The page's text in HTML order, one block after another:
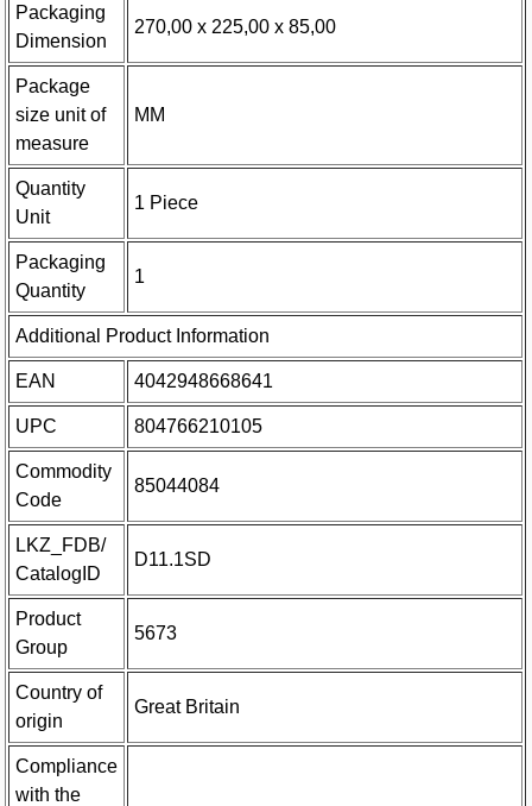
Packaging
Dimension
270,00 x 225,00 x 85,00
Package
size unit of
measure
MM
Quantity
Unit
1 Piece
Packaging
Quantity
1
Additional Product Information
EAN 4042948668641
UPC 804766210105
Commodity
Code
85044084
LKZ_FDB/
CatalogID
D11.1SD
Product
Group
5673
Country of
origin
Great Britain
Compliance
with the